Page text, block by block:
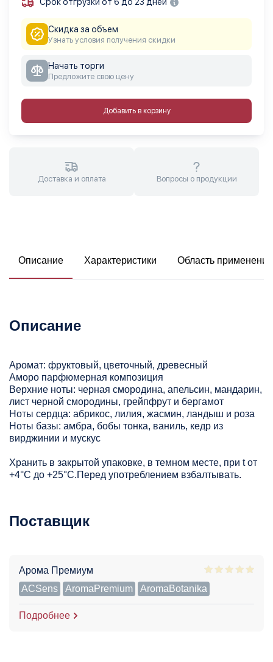
Скидка за объем
Узнать условия получения скидки
Начать торги
Предложите свою цену
Добавить в корзину
Доставка и оплата Вопросы о продукции
Описание Характеристики Область применения
Описание
Аромат: фруктовый, цветочный, древесный
Аморо парфюмерная композиция
Верхние ноты: черная смородина, апельсин, мандарин,
лист черной смородины, грейпфрут и бергамот
Ноты сердца: абрикос, лилия, жасмин, ландыш и роза
Ноты базы: амбра, бобы тонка, ваниль, кедр из
вирджинии и мускус
Хранить в закрытой упаковке, в темном месте, при t от
+4°С до +25°С.Перед употреблением взбалтывать.
Поставщик
Арома Премиум
ACSens
AromaPremium AromaBotanika
Подробнее